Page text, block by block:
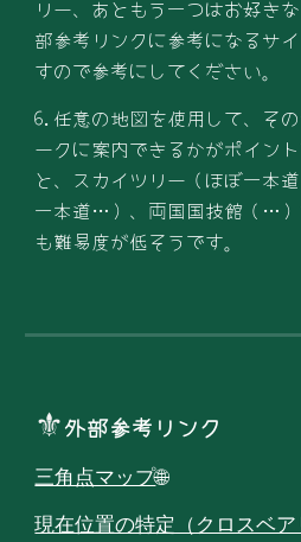
リー、あともう一つはお好き
部参考リンクに参考になるサ
すので参考にしてください。
6.任意の地図を使用して、そ
ークに案内できるかがポイン
と、スカイツリー（ほぼ一本
一本道…）、両国国技館（…
も難易度が低そうです。
⚜外部参考リンク
三角点マップ🌐
現在位置の特定（クロスベ